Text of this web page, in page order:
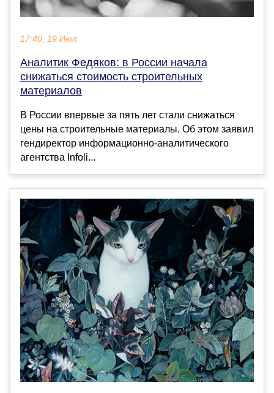
17:40, 19 Июл
Аналитик Федяков: в России начала
снижаться стоимость строительных
материалов
В России впервые за пять лет стали снижаться
цены на строительные материалы. Об этом заявил
гендиректор информационно-аналитического
агентства Infoli...